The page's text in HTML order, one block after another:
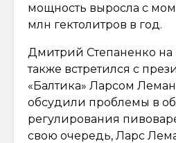
мощность выросла с
млн гектолитров в год.
Дмитрий Степаненко на
также встретился с
«Балтика» Ларсом
обсудили проблемы в
регулирования
свою очередь, Ларс